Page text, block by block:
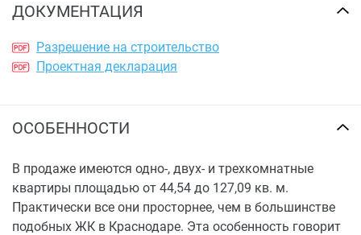
ДОКУМЕНТАЦИЯ
Разрешение на строительство
Проектная декларация
ОСОБЕННОСТИ
В продаже имеются одно-, двух- и трехкомнатные
квартиры площадью от 44,54 до 127,09 кв. м.
Практически все они просторнее, чем в большинстве
подобных ЖК в Краснодаре. Эта особенность говорит